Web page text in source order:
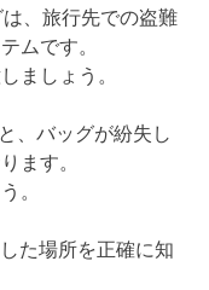
、旅行先での盗難
ムです。
ましょう。
、バッグが紛失し
ます。
。
た場所を正確に知